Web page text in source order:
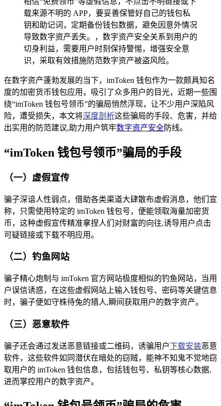
载来源不明的 APP，要妥善保管好自己的钱包私
钥和助记词，定期备份钱包数据，避免因意外情况
导致数字资产丢失。，数字资产安全关系到用户的
切身利益，需要用户时刻保持警惕，增强安全意
识，采取有效措施防范数字资产被盗风险。
在数字资产蓬勃发展的当下，imToken 钱包作为一款颇具知名
度的加密货币钱包应用，吸引了众多用户的目光，近期一些围
绕“imToken 钱包号领币”的骗局悄然浮现，让不少用户深陷风
险，遭受损失，本文将深度剖析这些骗局的手段、危害，并给
出实用的防范建议,助力用户筑牢数字资产安全防线。
“imToken 钱包号领币”骗局的手段
（一）虚假宣传
骗子深谙人性弱点，借助各类渠道大肆散布虚假消息，他们宣
称，只需使用特定的 imToken 钱包号，便能领取海量加密货
币，这种虚假宣传精准拿捏人们对财富的向往,诱导用户点击
可疑链接或下载不明应用。
（二）钓鱼网站
骗子精心炮制与 imToken 官方网站极度相似的钓鱼网站，当用
户误信诱惑，在这些虚假网站上输入钱包号、密码等关键信息
时，骗子便如守株待兔的猎人,瞬间获取用户的数字资产。
（三）恶意软件
骗子还会通过发送恶意链接或二维码，诱骗用户下载安装恶意
软件，这些软件如同潜伏在暗处的窃贼，能神不知鬼不觉地窃
取用户的 imToken 钱包信息，包括钱包号、私钥等核心数据,
进而掌控用户的数字资产。